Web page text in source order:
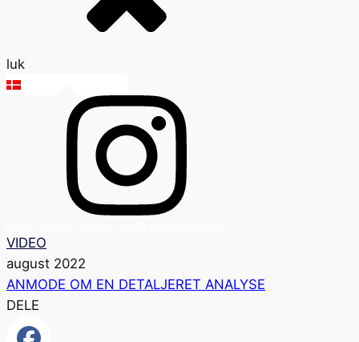
luk
VIDEO
august 2022
ANMODE OM EN DETALJERET ANALYSE
DELE